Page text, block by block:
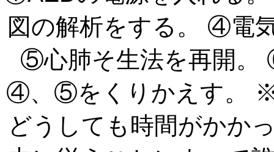
図の解析をする。 ④電
⑤心肺そ生法を再開
④、⑤をくりかえす。 ※
どうしても時間がかか